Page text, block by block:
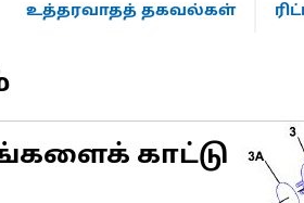
உத்தரவாதத் தகவல்கள்
காட்டு